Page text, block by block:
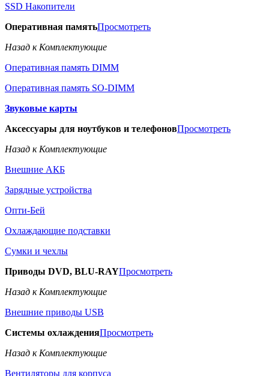
SSD Накопители
Оперативная памятьПросмотреть
Назад к Комплектующие
Оперативная память DIMM
Оперативная память SO-DIMM
Звуковые карты
Аксессуары для ноутбуков и телефоновПросмотреть
Назад к Комплектующие
Внешние АКБ
Зарядные устройства
Опти-Бей
Охлаждающие подставки
Сумки и чехлы
Приводы DVD, BLU-RAYПросмотреть
Назад к Комплектующие
Внешние приводы USB
Системы охлажденияПросмотреть
Назад к Комплектующие
Вентиляторы для корпуса